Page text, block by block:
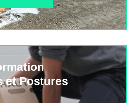
et Postures